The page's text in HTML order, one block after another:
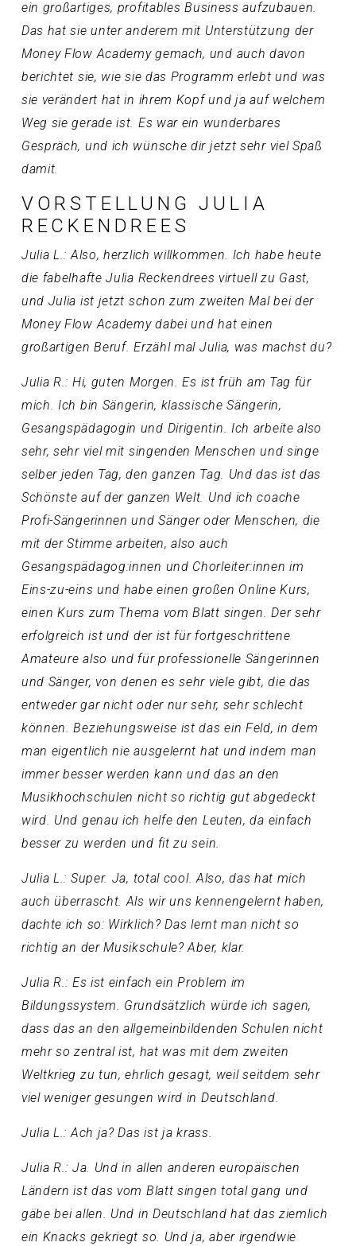
ein großartiges, profitables Business aufzubauen.
Das hat sie unter anderem mit Unterstützung der
Money Flow Academy gemach, und auch davon
berichtet sie, wie sie das Programm erlebt und was
sie verändert hat in ihrem Kopf und ja auf welchem
Weg sie gerade ist. Es war ein wunderbares
Gespräch, und ich wünsche dir jetzt sehr viel Spaß
damit.
VORSTELLUNG JULIA
RECKENDREES
Julia L.: Also, herzlich willkommen. Ich habe heute
die fabelhafte Julia Reckendrees virtuell zu Gast,
und Julia ist jetzt schon zum zweiten Mal bei der
Money Flow Academy dabei und hat einen
großartigen Beruf. Erzähl mal Julia, was machst du?
Julia R.: Hi, guten Morgen. Es ist früh am Tag für
mich. Ich bin Sängerin, klassische Sängerin,
Gesangspädagogin und Dirigentin. Ich arbeite also
sehr, sehr viel mit singenden Menschen und singe
selber jeden Tag, den ganzen Tag. Und das ist das
Schönste auf der ganzen Welt. Und ich coache
Profi-Sängerinnen und Sänger oder Menschen, die
mit der Stimme arbeiten, also auch
Gesangspädagog:innen und Chorleiter:innen im
Eins-zu-eins und habe einen großen Online Kurs,
einen Kurs zum Thema vom Blatt singen. Der sehr
erfolgreich ist und der ist für fortgeschrittene
Amateure also und für professionelle Sängerinnen
und Sänger, von denen es sehr viele gibt, die das
entweder gar nicht oder nur sehr, sehr schlecht
können. Beziehungsweise ist das ein Feld, in dem
man eigentlich nie ausgelernt hat und indem man
immer besser werden kann und das an den
Musikhochschulen nicht so richtig gut abgedeckt
wird. Und genau ich helfe den Leuten, da einfach
besser zu werden und fit zu sein.
Julia L.: Super. Ja, total cool. Also, das hat mich
auch überrascht. Als wir uns kennengelernt haben,
dachte ich so: Wirklich? Das lernt man nicht so
richtig an der Musikschule? Aber, klar.
Julia R.: Es ist einfach ein Problem im
Bildungssystem. Grundsätzlich würde ich sagen,
dass das an den allgemeinbildenden Schulen nicht
mehr so zentral ist, hat was mit dem zweiten
Weltkrieg zu tun, ehrlich gesagt, weil seitdem sehr
viel weniger gesungen wird in Deutschland.
Julia L.: Ach ja? Das ist ja krass.
Julia R.: Ja. Und in allen anderen europäischen
Ländern ist das vom Blatt singen total gang und
gäbe bei allen. Und in Deutschland hat das ziemlich
ein Knacks gekriegt so. Und ja, aber irgendwie